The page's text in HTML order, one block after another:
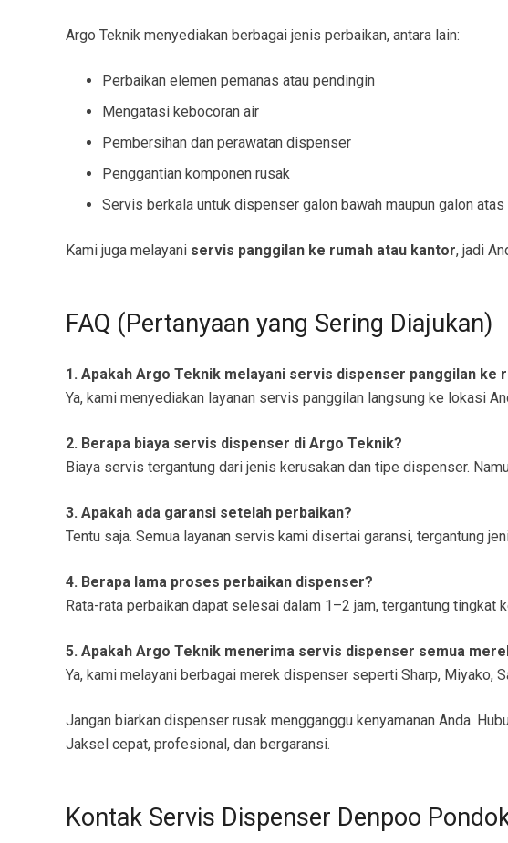
Argo Teknik menyediakan berbagai jenis perbaikan, antara lain:
Perbaikan elemen pemanas atau pendingin
Mengatasi kebocoran air
Pembersihan dan perawatan dispenser
Penggantian komponen rusak
Servis berkala untuk dispenser galon bawah maupun galon atas
Kami juga melayani servis panggilan ke rumah atau kantor, jadi
FAQ (Pertanyaan yang Sering Diajukan)
1. Apakah Argo Teknik melayani servis dispenser panggilan ke
Ya, kami menyediakan layanan servis panggilan langsung ke lokasi
2. Berapa biaya servis dispenser di Argo Teknik?
Biaya servis tergantung dari jenis kerusakan dan tipe dispenser.
3. Apakah ada garansi setelah perbaikan?
Tentu saja. Semua layanan servis kami disertai garansi, tergantung
4. Berapa lama proses perbaikan dispenser?
Rata-rata perbaikan dapat selesai dalam 1–2 jam, tergantung tingkat
5. Apakah Argo Teknik menerima servis dispenser semua
Ya, kami melayani berbagai merek dispenser seperti Sharp, Miyako,
Jangan biarkan dispenser rusak mengganggu kenyamanan Anda.
Jaksel cepat, profesional, dan bergaransi.
Kontak Servis Dispenser Denpoo